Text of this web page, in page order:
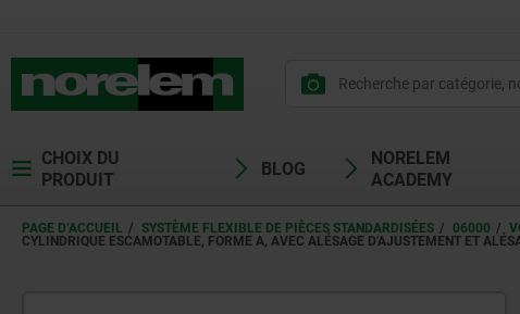
CHOIX DU
PRODUIT
BLOG
NORELEM
ACADEMY
PAGE D’ACCUEIL SYSTÈME FLEXIBLE DE PIÈCES STANDARDISÉES 06000
CYLINDRIQUE ESCAMOTABLE, FORME A, AVEC ALÉSAGE D'AJUSTEMENT ET